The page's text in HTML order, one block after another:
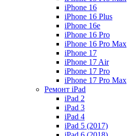
iPhone 16
iPhone 16 Plus
iPhone 16e
iPhone 16 Pro
iPhone 16 Pro Max
iPhone 17
iPhone 17 Air
iPhone 17 Pro
iPhone 17 Pro Max
Ремонт iPad
iPad 2
iPad 3
iPad 4
iPad 5 (2017)